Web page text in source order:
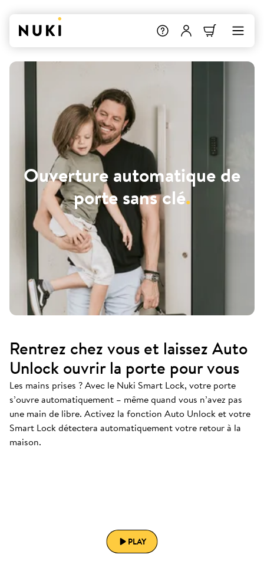
Ouverture automatique de
porte sans clé.
Rentrez chez vous et laissez Auto
Unlock ouvrir la porte pour vous
Les mains prises ? Avec le Nuki Smart Lock, votre porte
s’ouvre automatiquement – même quand vous n’avez pas
une main de libre. Activez la fonction Auto Unlock et votre
Smart Lock détectera automatiquement votre retour à la
maison.
PLAY